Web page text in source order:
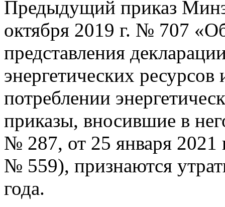
Предыдущий приказ
октября 2019 г. № 707
представления
энергетических
потреблении
приказы, вносившие в
№ 287, от 25 января 2021
№ 559), признаются
года.